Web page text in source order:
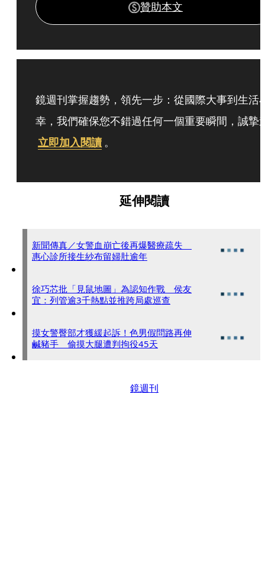
贊助本文
鏡週刊掌握趨勢，領先一步：從國際大事到生活
幸，我們確保您不錯過任何一個重要瞬間，誠摯
立即加入閱讀 。
延伸閱讀
新聞傳真／女警血崩亡後再爆醫療疏失
惠心診所接生紗布留婦肚逾年
徐巧芯批「見鼠地圖」為認知作戰 侯友
宜：列管逾3千熱點並推跨局處巡查
摸女警臀部才獲緩起訴！色男假問路再伸
鹹豬手 偷摸大腿遭判拘役45天
鏡週刊